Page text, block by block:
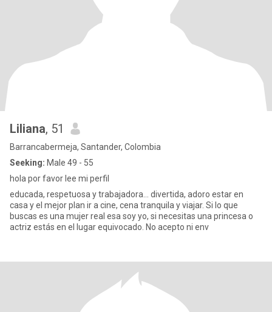
Liliana, 51
Barrancabermeja, Santander, Colombia
Seeking: Male 49 - 55
hola por favor lee mi perfil
educada, respetuosa y trabajadora... divertida, adoro estar en
casa y el mejor plan ir a cine, cena tranquila y viajar. Si lo que
buscas es una mujer real esa soy yo, si necesitas una princesa o
actriz estás en el lugar equivocado. No acepto ni env